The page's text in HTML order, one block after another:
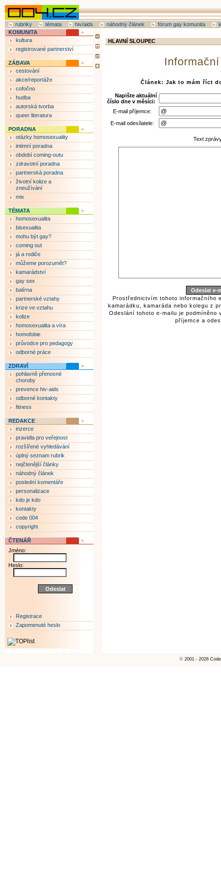
rubriky témata hiv/aids náhodný článek fórum gay komunita
HLAVNÍ SLOUPEC
Článek: Jak to mám říct
Napište aktuální
číslo dne v měsíci:
E-mail příjemce:
E-mail odesílatele:
Text
Prostřednictvím tohoto informačního
kamarádku, kamaráda nebo kolegu z
Odeslání tohoto e-mailu je podmíněno
příjemce a
KOMUNITA
kultura
registrované partnerství
ZÁBAVA
cestování
akce/reportáže
cofočno
hudba
autorská tvorba
queer literatura
PORADNA
otázky homosexuality
intimní poradna
období coming-outu
zdravotní poradna
partnerská poradna
životní kolize a
zneužívání
mix
TÉMATA
homosexualita
bisexualita
mohu být gay?
coming out
já a rodiče
můžeme porozumět?
kamarádství
gay sex
balírna
partnerské vztahy
krize ve vztahu
kolize
homosexualita a víra
homofobie
průvodce pro pedagogy
odborné práce
ZDRAVÍ
pohlavně přenosné
choroby
prevence hiv-aids
odborné kontakty
fitness
REDAKCE
inzerce
pravidla pro veřejnost
rozšířené vyhledávání
úplný seznam rubrik
nejčtenější články
náhodný článek
poslední komentáře
personalizace
kdo je kdo
kontakty
code 004
copyright
ČTENÁŘ
Jméno:
Heslo:
Registrace
Zapomenuté heslo
© 2001 - 2026